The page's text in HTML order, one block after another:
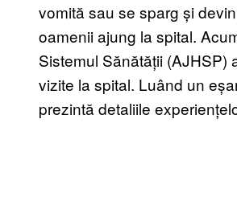
vomită sau se sparg și
oamenii ajung la spital.
Sistemul Sănătății (AJHSP)
vizite la spital. Luând un
prezintă detaliile